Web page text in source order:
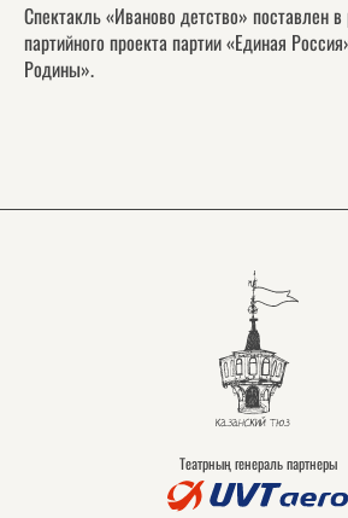
Спектакль «Иваново детство» поставлен
партийного проекта партии «Единая
Родины».
Театрның генераль партнеры